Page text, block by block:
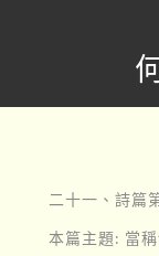
二十一、詩篇
本篇主題: 當